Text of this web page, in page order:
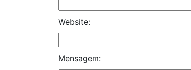
Website:
Mensagem: